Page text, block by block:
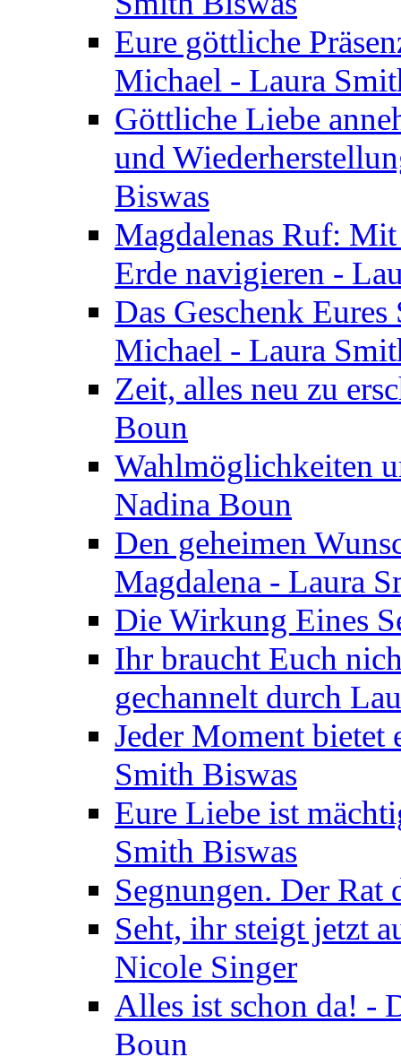
Eure göttliche
Michael - Laura
Göttliche Liebe
und
Biswas
Magdalenas Ruf:
Erde navigieren -
Das Geschenk
Michael - Laura
Zeit, alles neu zu
Boun
Wahlmöglichkeiten
Nadina Boun
Den geheimen
Magdalena - Laura
Die Wirkung Eines
Ihr braucht Euch
gechannelt durch
Jeder Moment bietet
Smith Biswas
Eure Liebe ist
Smith Biswas
Segnungen. Der
Seht, ihr steigt jetzt
Nicole Singer
Alles ist schon da! -
Boun